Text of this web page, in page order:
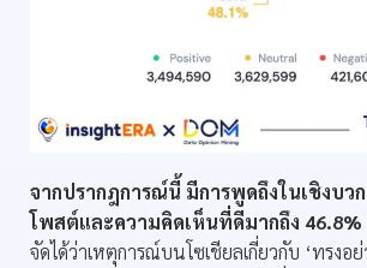
จากปรากฎการณ์นี้ มีการพูดถึงในเชิงบว
โพสต์และความคิดเห็นที่ดีมากถึง 46.8%
จัดได้ว่าเหตุการณ์บนโซเชียลเกี่ยวกับ ‘ทรงอ